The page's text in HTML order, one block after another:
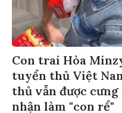
Con trai Hòa
tuyển thủ Việt
thủ vẫn được
nhận làm "con rể"